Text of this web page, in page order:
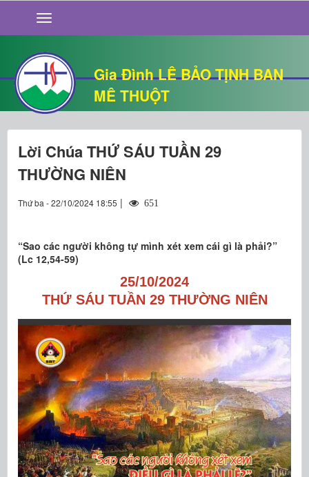
Gia Đình LÊ BẢO TỊNH BAN
MÊ THUỘT
GIỚI THIỆU
TIN TỨC
SỐNG ĐẠO
CHUYỆN NHÀ
QUÁN VĂN
THƯ GIÃN
Lời Chúa THỨ SÁU TUẦN 29
THƯỜNG NIÊN
Thứ ba - 22/10/2024 18:55 | 651
“Sao các người không tự mình xét xem cái gì là phải?”
(Lc 12,54-59)
25/10/2024
THỨ SÁU TUẦN 29 THƯỜNG NIÊN